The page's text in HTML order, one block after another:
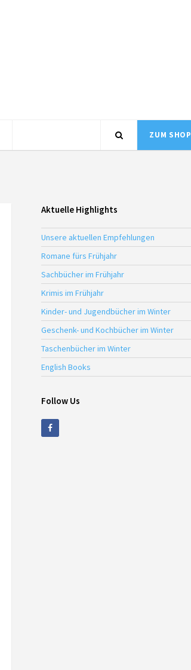
ZUM SHOP
Aktuelle Highlights
Unsere aktuellen Empfehlungen
Romane fürs Frühjahr
Sachbücher im Frühjahr
Krimis im Frühjahr
Kinder- und Jugendbücher im Winter
Geschenk- und Kochbücher im Winter
Taschenbücher im Winter
English Books
Follow Us